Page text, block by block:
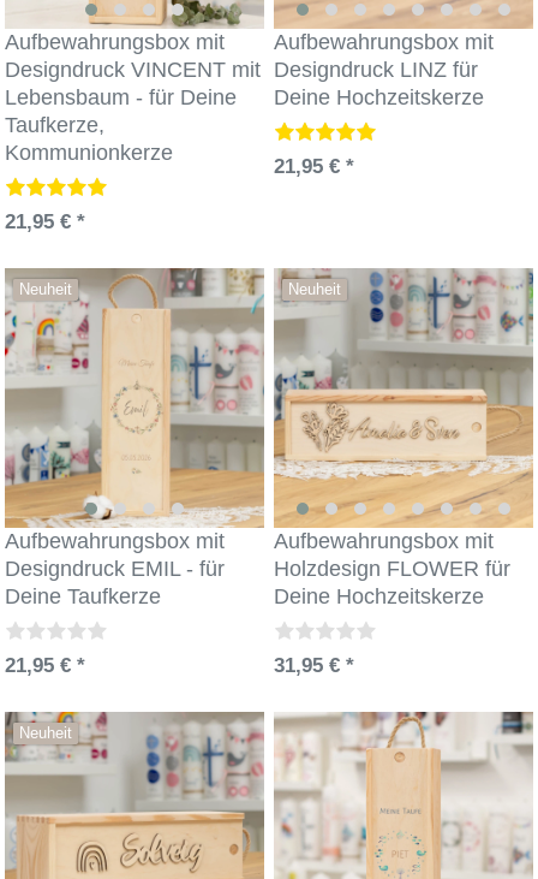
Aufbewahrungsbox mit
Designdruck VINCENT mit
Lebensbaum - für Deine
Taufkerze,
Kommunionkerze
21,95 € *
Aufbewahrungsbox mit
Designdruck LINZ für
Deine Hochzeitskerze
21,95 € *
Neuheit
Aufbewahrungsbox mit
Designdruck EMIL - für
Deine Taufkerze
21,95 € *
Neuheit
Aufbewahrungsbox mit
Holzdesign FLOWER für
Deine Hochzeitskerze
31,95 € *
Neuheit